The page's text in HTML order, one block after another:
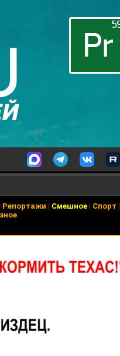
Репортажи | Смешное| Спорт |